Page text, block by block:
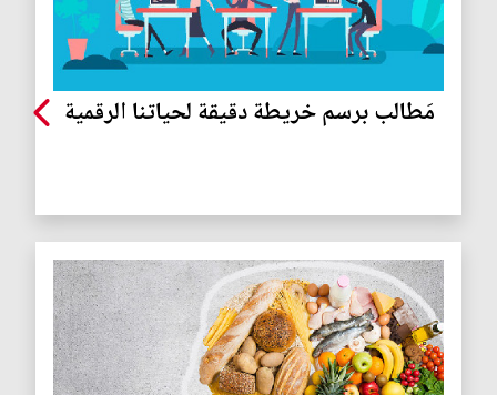
مَطالب برسم خريطة دقيقة لحياتنا الرقمية